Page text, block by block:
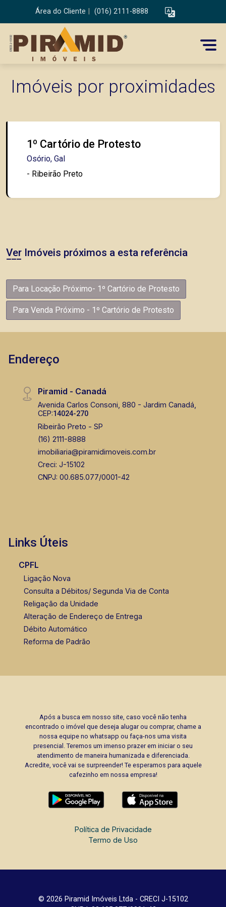
Área do Cliente (016) 2111-8888
Imóveis por proximidades
1º Cartório de Protesto
Osório, Gal
- Ribeirão Preto
Ver Imóveis próximos a esta referência
Para Locação Próximo- 1º Cartório de Protesto
Para Venda Próximo - 1º Cartório de Protesto
Endereço
Piramid - Canadá
Avenida Carlos Consoni, 880 - Jardim Canadá,
CEP:14024-270
Ribeirão Preto - SP
(16) 2111-8888
imobiliaria@piramidimoveis.com.br
Creci: J-15102
CNPJ: 00.685.077/0001-42
Links Úteis
CPFL
Ligação Nova
Consulta a Débitos/ Segunda Via de Conta
Religação da Unidade
Alteração de Endereço de Entrega
Débito Automático
Reforma de Padrão
Após a busca em nosso site, caso você não tenha
encontrado o imóvel que deseja alugar ou comprar, chame a
nossa equipe no whatsapp ou faça-nos uma visita
presencial. Teremos um imenso prazer em iniciar o seu
atendimento de maneira humanizada e diferenciada.
Acredite, você vai se surpreender! Te esperamos para aquele
cafezinho em nossa empresa!
Política de Privacidade
Termo de Uso
© 2026 Piramid Imóveis Ltda - CRECI J-15102